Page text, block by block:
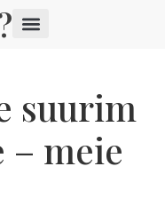
suurim
– meie